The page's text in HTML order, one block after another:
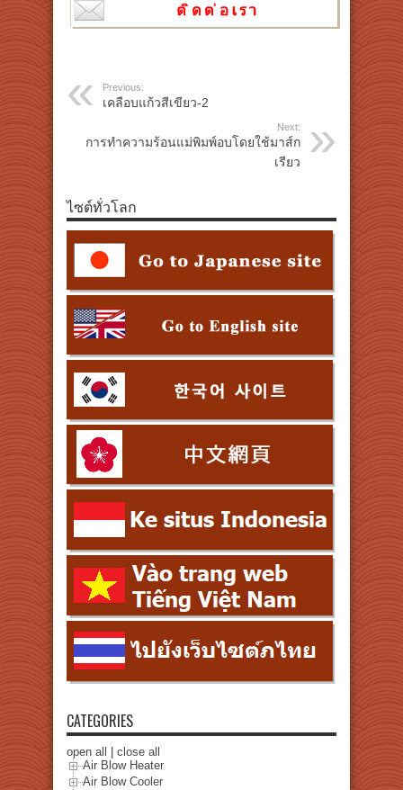
Previous:
เคลือบแก้วสีเขียว-2
Next:
การทำความร้อนแม่พิมพ์อบโดยใช้มาส์ก
เรียว
ไซต์ทั่วโลก
CATEGORIES
open all | close all
Air Blow Heater
Air Blow Cooler